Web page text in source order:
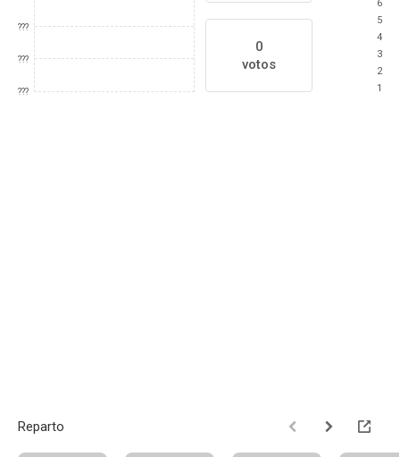
???
???
???
0
votos
6
5
4
3
2
1
Reparto